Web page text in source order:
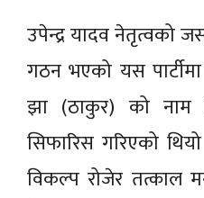
उपेन्द्र यादव नेतृत्वको
गठन भएको यस
झा (ठाकुर) को नाम
सिफारिस गरिएको
विकल्प रोजेर तत्काल